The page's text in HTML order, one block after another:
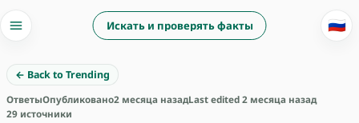
Искать и проверять факты 🇷🇺
← Back to Trending
ОтветыОпубликовано2 месяца назадLast edited 2 месяца назад
29 источники